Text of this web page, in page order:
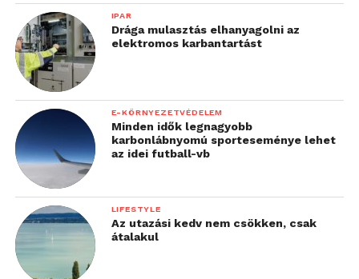
IPAR
Drága mulasztás elhanyagolni az
elektromos karbantartást
E-KÖRNYEZETVÉDELEM
Minden idők legnagyobb
karbonlábnyomú sporteseménye lehet
az idei futball-vb
LIFESTYLE
Az utazási kedv nem csökken, csak
átalakul